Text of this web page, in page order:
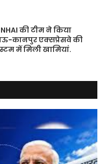
की टीम ने किया
कानपुर एक्सप्रेसवे की
में मिली खामियां.